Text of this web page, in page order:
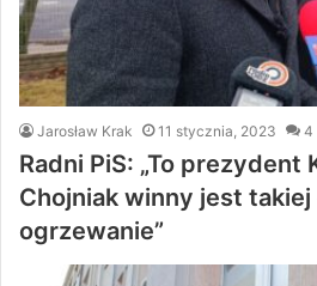
Jarosław Krak 11 stycznia, 2023 4
Radni PiS: „To prezydent
Chojniak winny jest takiej
ogrzewanie”